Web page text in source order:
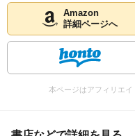
Amazon
詳細ページへ
本ページはアフィリエ